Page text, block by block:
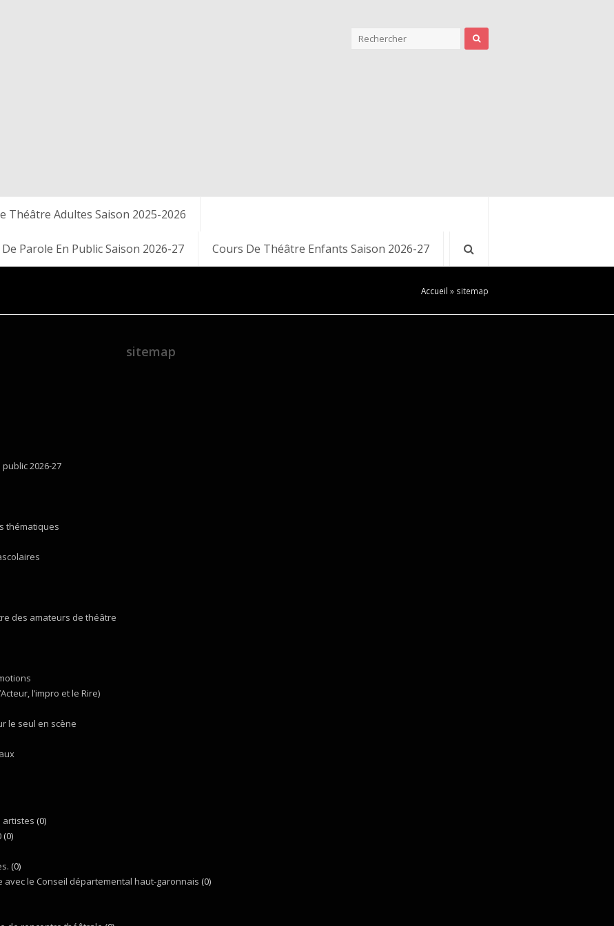
Théâtre Adultes Saison 2025-2026
Parole En Public Saison 2026-27 Cours De Théâtre Enfants Saison 2026-27
Accueil » sitemap
sitemap
2026-27
thématiques
des amateurs de théâtre
l’impro et le Rire)
le seul en scène
artistes (0)
(0)
(0)
avec le Conseil départemental haut-garonnais (0)